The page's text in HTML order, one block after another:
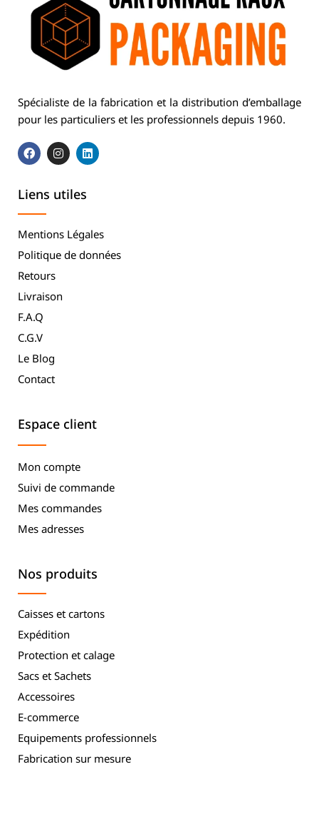
Spécialiste de la fabrication et la distribution d’emballage
pour les particuliers et les professionnels depuis 1960.
Liens utiles
Mentions Légales
Politique de données
Retours
Livraison
F.A.Q
C.G.V
Le Blog
Contact
Espace client
Mon compte
Suivi de commande
Mes commandes
Mes adresses
Nos produits
Caisses et cartons
Expédition
Protection et calage
Sacs et Sachets
Accessoires
E-commerce
Equipements professionnels
Fabrication sur mesure